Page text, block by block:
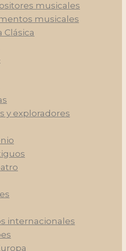
musicales
musicales
Clásica
y exploradores
internacionales